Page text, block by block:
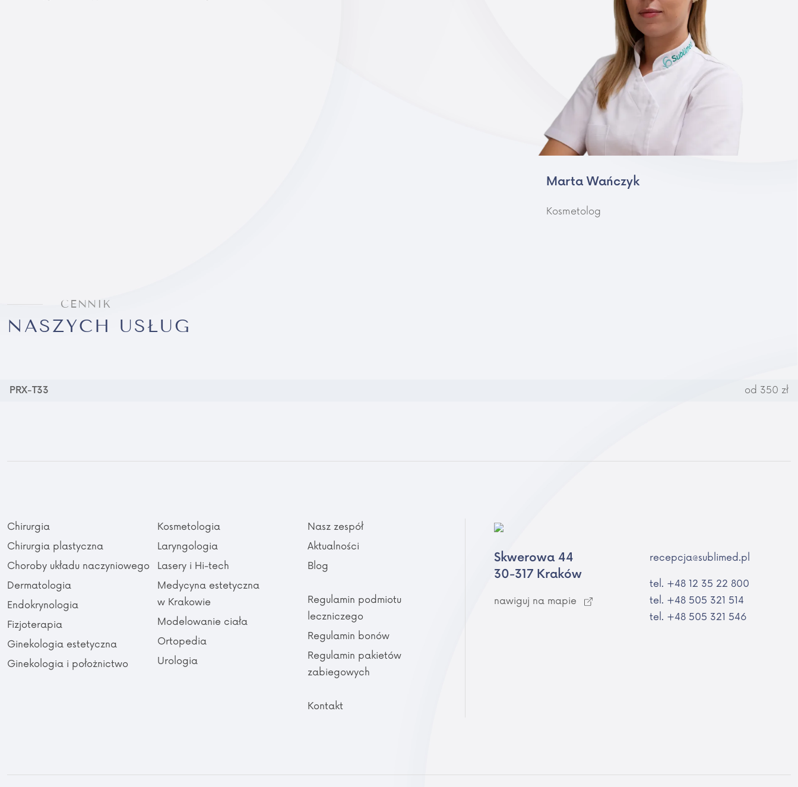
Marta Wańczyk
Kosmetolog
CENNIK
NASZYCH USŁUG
PRX-T33 od 350 zł
Chirurgia
Chirurgia plastyczna
Choroby układu naczyniowego
Dermatologia
Endokrynologia
Fizjoterapia
Ginekologia estetyczna
Ginekologia i położnictwo
Kosmetologia
Laryngologia
Lasery i Hi-tech
Medycyna estetyczna
w Krakowie
Modelowanie ciała
Ortopedia
Urologia
Nasz zespół
Aktualności
Blog
Regulamin podmiotu
leczniczego
Regulamin bonów
Regulamin pakietów
zabiegowych
Kontakt
Skwerowa 44
30-317 Kraków
nawiguj na mapie
recepcja@sublimed.pl
tel. +48 12 35 22 800
tel. +48 505 321 514
tel. +48 505 321 546